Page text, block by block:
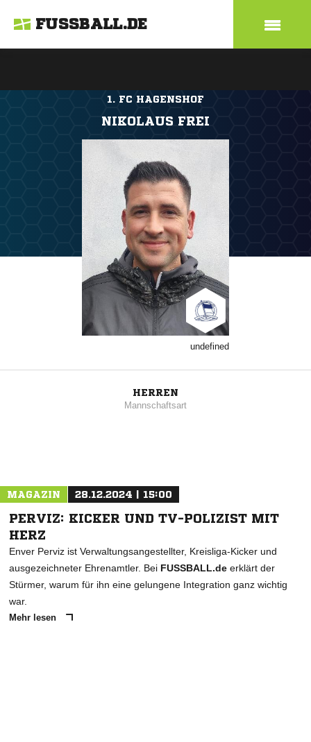
FUSSBALL.DE
1. FC HAGENSHOF
NIKOLAUS FREI
undefined
HERREN
Mannschaftsart
MAGAZIN 28.12.2024 | 15:00
PERVIZ: KICKER UND TV-POLIZIST MIT
HERZ
Enver Perviz ist Verwaltungsangestellter, Kreisliga-Kicker und
ausgezeichneter Ehrenamtler. Bei FUSSBALL.de erklärt der
Stürmer, warum für ihn eine gelungene Integration ganz wichtig
war.
Mehr lesen